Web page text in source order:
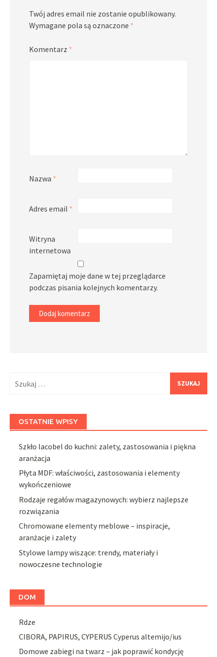
Twój adres email nie zostanie opublikowany.
Wymagane pola są oznaczone *
Komentarz *
Nazwa *
Adres email *
Witryna
internetowa
Zapamiętaj moje dane w tej przeglądarce
podczas pisania kolejnych komentarzy.
OSTATNIE WPISY
Szkło lacobel do kuchni: zalety, zastosowania i piękna
aranżacja
Płyta MDF: właściwości, zastosowania i elementy
wykończeniowe
Rodzaje regałów magazynowych: wybierz najlepsze
rozwiązania
Chromowane elementy meblowe – inspiracje,
aranżacje i zalety
Stylowe lampy wiszące: trendy, materiały i
nowoczesne technologie
DOM
Rdze
CIBORA, PAPIRUS, CYPERUS Cyperus altemijo/ius
Domowe zabiegi na twarz – jak poprawić kondycję